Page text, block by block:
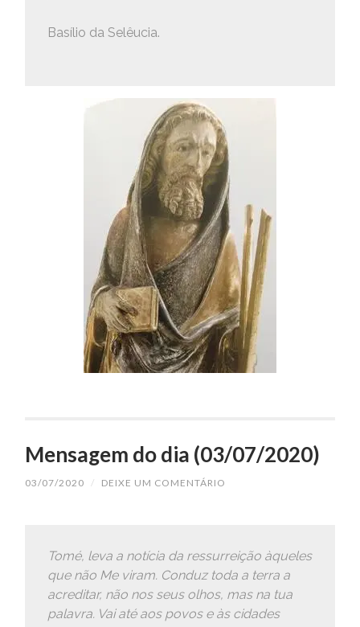
Basílio da Selêucia.
Mensagem do dia (03/07/2020)
03/07/2020 / DEIXE UM COMENTÁRIO
Tomé, leva a notícia da ressurreição àqueles
que não Me viram. Conduz toda a terra a
acreditar, não nos seus olhos, mas na tua
palavra. Vai até aos povos e às cidades